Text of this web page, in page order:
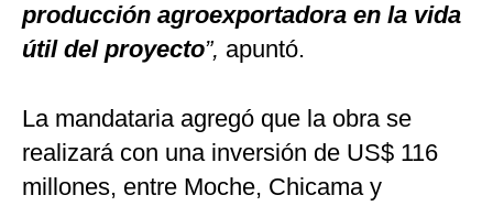
producción agroexportadora en la vida
útil del proyecto”, apuntó.
La mandataria agregó que la obra se
realizará con una inversión de US$ 116
millones, entre Moche, Chicama y